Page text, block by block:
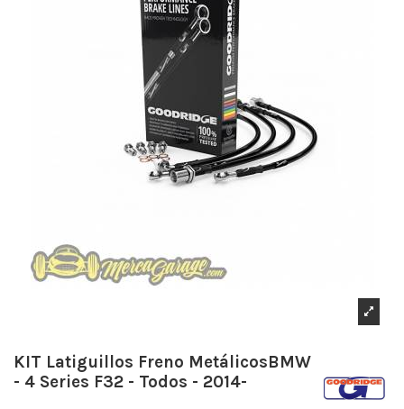
KIT Latiguillos Freno MetálicosBMW
- 4 Series F32 - Todos - 2014-